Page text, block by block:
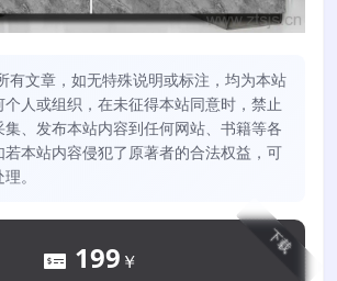
有文章，如无特殊说明或标注，均为本站
个人或组织，在未征得本站同意时，禁止
、发布本站内容到任何网站、书籍等各
本站内容侵犯了原著者的合法权益，可
。
下载
199 ￥